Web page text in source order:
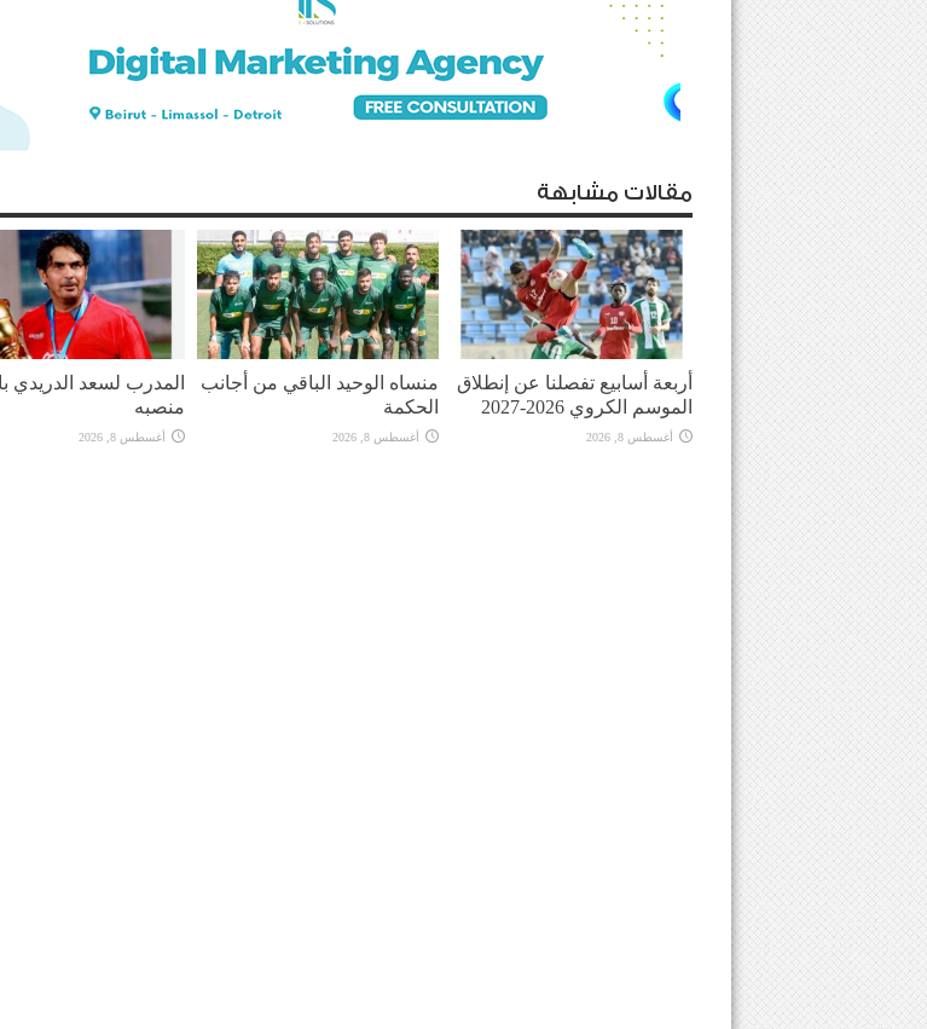
مقالات مشابهة
أربعة أسابيع تفصلنا عن إنطلاق
الموسم الكروي 2026-2027
أغسطس 8, 2026
منساه الوحيد الباقي من أجانب
الحكمة
أغسطس 8, 2026
المدرب لسعد الدريدي
منصبه
أغسطس 8, 2026